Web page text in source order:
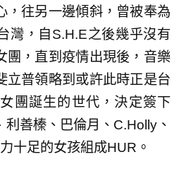
，往另一邊傾斜，曾被奉為
灣，自S.H.E之後幾乎沒有
團，直到疫情出現後，音樂
立普領略到或許此時正是台
團誕生的世代，決定簽下
利善榛、巴倫月、C.Holly、
十足的女孩組成HUR。